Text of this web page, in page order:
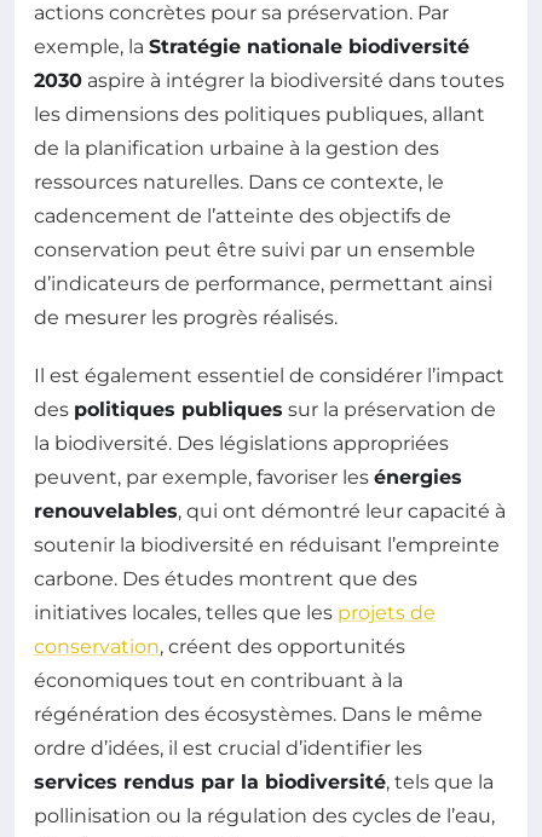
actions concrètes pour sa préservation. Par
exemple, la Stratégie nationale biodiversité
2030 aspire à intégrer la biodiversité dans toutes
les dimensions des politiques publiques, allant
de la planification urbaine à la gestion des
ressources naturelles. Dans ce contexte, le
cadencement de l’atteinte des objectifs de
conservation peut être suivi par un ensemble
d’indicateurs de performance, permettant ainsi
de mesurer les progrès réalisés.
Il est également essentiel de considérer l’impact
des politiques publiques sur la préservation de
la biodiversité. Des législations appropriées
peuvent, par exemple, favoriser les énergies
renouvelables, qui ont démontré leur capacité à
soutenir la biodiversité en réduisant l’empreinte
carbone. Des études montrent que des
initiatives locales, telles que les projets de
conservation, créent des opportunités
économiques tout en contribuant à la
régénération des écosystèmes. Dans le même
ordre d’idées, il est crucial d’identifier les
services rendus par la biodiversité, tels que la
pollinisation ou la régulation des cycles de l’eau,